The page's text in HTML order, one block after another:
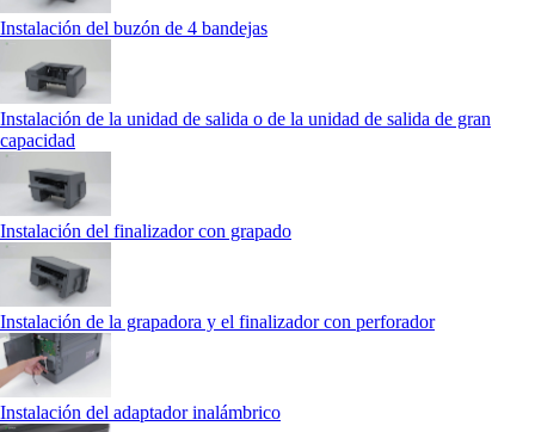
Instalación del buzón de 4 bandejas
Instalación de la unidad de salida o de la unidad de salida de gran
capacidad
Instalación del finalizador con grapado
Instalación de la grapadora y el finalizador con perforador
Instalación del adaptador inalámbrico